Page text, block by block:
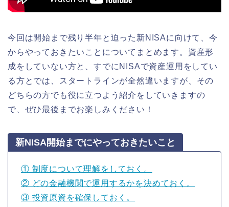
今回は開始まで残り半年と迫った新NISAに向けて、今
からやっておきたいことについてまとめます。資産形
成をしていない方と、すでにNISAで資産運用をしてい
る方とでは、スタートラインが全然違いますが、その
どちらの方でも役に立つよう紹介をしていきますの
で、ぜひ最後までお楽しみください！
新NISA開始までにやっておきたいこと
① 制度について理解をしておく。
② どの金融機関で運用するかを決めておく。
③ 投資原資を確保しておく。